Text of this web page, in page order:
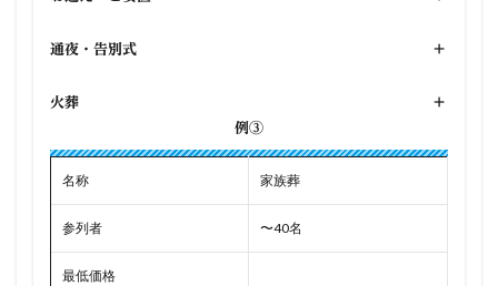
通夜・告別式 +
火葬
+
例③
名称 家族葬
参列者 〜40名
最低価格